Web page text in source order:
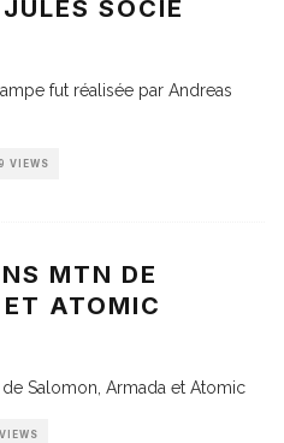
SOCIÉ
fut réalisée par Andreas
VIEWS
MTN DE
ATOMIC
Salomon, Armada et Atomic